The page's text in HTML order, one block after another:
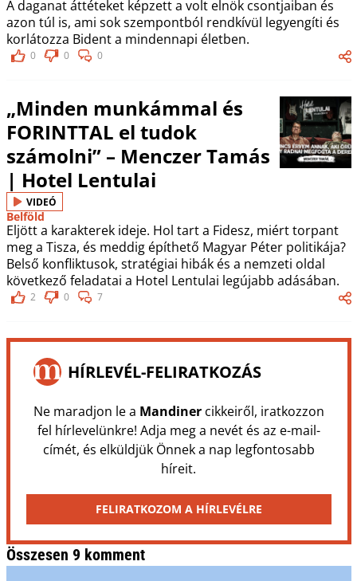
A daganat áttéteket képzett a volt elnök csontjaiban és
azon túl is, ami sok szempontból rendkívül legyengíti és
korlátozza Bident a mindennapi életben.
0 0 0
„Minden munkámmal és
FORINTTAL el tudok
számolni” – Menczer Tamás
| Hotel Lentulai
VIDEÓ
Belföld
Eljött a karakterek ideje. Hol tart a Fidesz, miért torpant
meg a Tisza, és meddig építhető Magyar Péter politikája?
Belső konfliktusok, stratégiai hibák és a nemzeti oldal
következő feladatai a Hotel Lentulai legújabb adásában.
2 0 7
HÍRLEVÉL-FELIRATKOZÁS
Ne maradjon le a Mandinercikkeiről, iratkozzon
fel hírlevelünkre! Adja meg a nevét és az e-mail-
címét, és elküldjük Önnek a nap legfontosabb
híreit.
FELIRATKOZOM A HÍRLEVÉLRE
Összesen 9 komment